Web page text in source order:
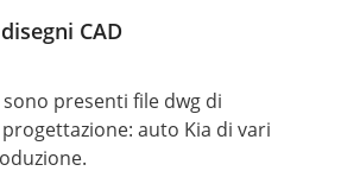
CAD
presenti file dwg di
auto Kia di vari